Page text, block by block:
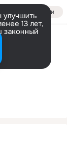
Войти
13 лет,
законный